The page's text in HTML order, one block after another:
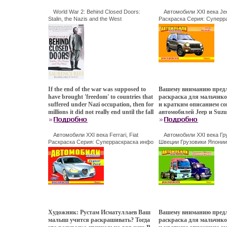
World War 2: Behind Closed Doors:
Stalin, the Nazis and the West
Издательство: BBC Books, 2009 г Мягкая
обложка, 464 стр ISBN 978-1-84607-794-
4 Язык: Английский Формат: 125x200
инфо 1030f.
If the end of the war was supposed to
have brought 'freedom' to countries that
suffered under Nazi occupation, then for
millions it did not really end until the fall
of Communism In the summer of 1945
Europe simply swapped the rule of one
tyrant, Adolf Hitler, for that of another:
Joseph Stalin Why this happened has
remained one of the most troubling
questions of the entire conflict, and is at
the heart of Laurence Rees' dramatic
book Авблрмчтор Лоуренс Рис
Автомобили XXI века Ferrari, Fiat
Раскраска Серия: Суперраскраска инфо
1033f.
Художник: Рустам Исматуллаев Ваш
малыш учится раскрашивать? Тогда
парочку скеаэпгрлетов,
ведьму и семейку
обычное дело В этом
нет ничего
невероятные и
приключения
героев на каждом шагу
Смотрите на DVD
Нортон Ezekiel Norton
Чалк (озвучивание)
Chalk Скотт Макнейл
Scott McNeil.
Автомобили XXI века
Раскраска Серия:
1032f.
Вашему вниманию
раскраска для
и кратким описанием
автомобилей Jeep и
дошкольного и
Автомобили XXI века
Швеции Грузовики
Издательства: Омега,
2010 г Мягкая обложка, 16
5-465-02375-7 Тираж:
84x60/16 (~185x135 мм)
Вашему вниманию
раскраска для